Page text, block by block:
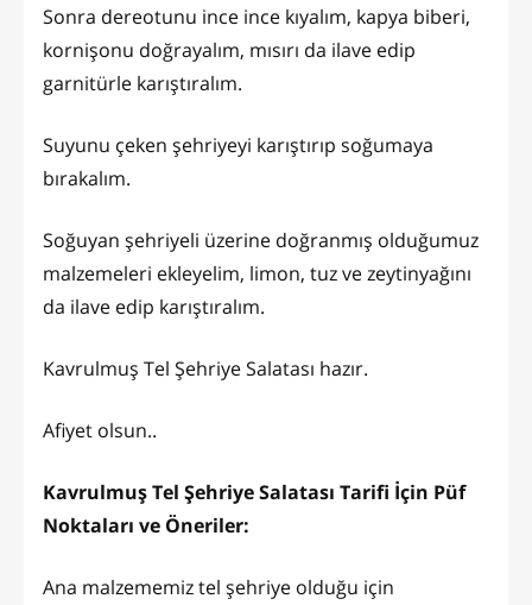
Sonra dereotunu ince ince kıyalım, kapya biberi,
kornişonu doğrayalım, mısırı da ilave edip
garnitürle karıştıralım.
Suyunu çeken şehriyeyi karıştırıp soğumaya
bırakalım.
Soğuyan şehriyeli üzerine doğranmış olduğumuz
malzemeleri ekleyelim, limon, tuz ve zeytinyağını
da ilave edip karıştıralım.
Kavrulmuş Tel Şehriye Salatası hazır.
Afiyet olsun..
Kavrulmuş Tel Şehriye Salatası Tarifi İçin Püf
Noktaları ve Öneriler:
Ana malzememiz tel şehriye olduğu için